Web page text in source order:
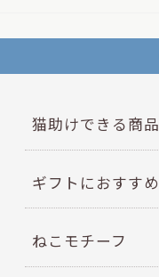
猫助けできる商品
ギフトにおすすめ
ねこモチーフ